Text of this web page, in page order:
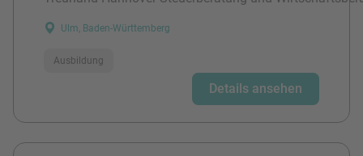
Ulm, Baden-Württemberg
Ausbildung
Details ansehen